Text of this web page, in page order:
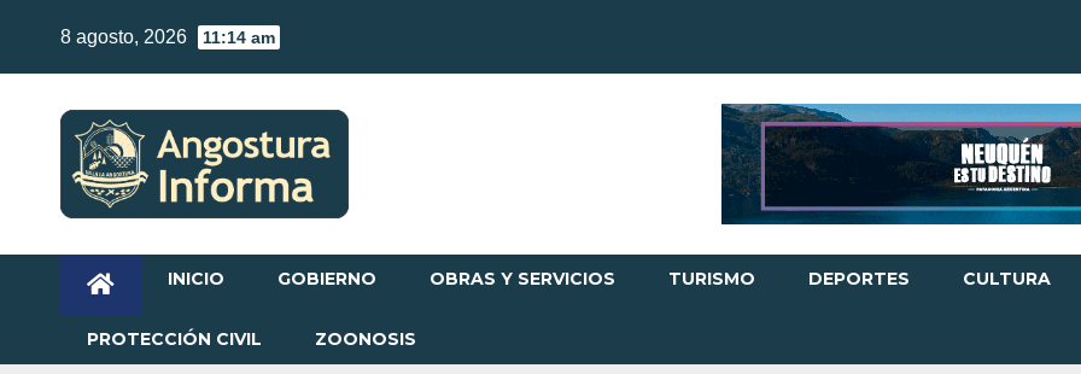
content
8 agosto, 2026 11:14 am
INICIO GOBIERNO OBRAS Y SERVICIOS TURISMO DEPORTES CULTURA
PROTECCIÓN CIVIL ZOONOSIS